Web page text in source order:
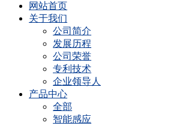
网站首页
关于我们
公司简介
发展历程
公司荣誉
专利技术
企业领导人
产品中心
全部
智能感应